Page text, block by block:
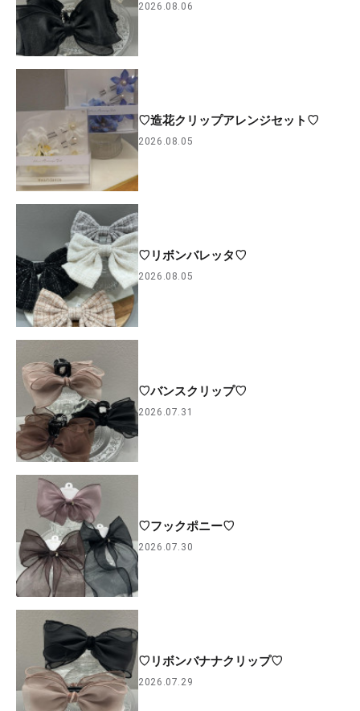
2026.08.06
♡造花クリップアレンジセット♡
2026.08.05
♡リボンバレッタ♡
2026.08.05
♡バンスクリップ♡
2026.07.31
♡フックポニー♡
2026.07.30
♡リボンバナナクリップ♡
2026.07.29